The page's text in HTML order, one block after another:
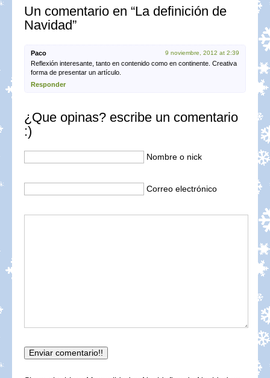
Un comentario en “La definición de
Navidad”
Paco 9 noviembre, 2012 at 2:39
Reflexión interesante, tanto en contenido como en continente. Creativa
forma de presentar un artículo.
Responder
¿Que opinas? escribe un comentario
:)
Nombre o nick
Correo electrónico